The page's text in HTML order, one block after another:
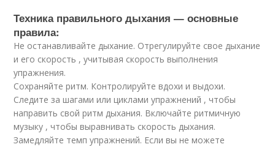
Техника правильного дыхания — основные
правила:
Не останавливайте дыхание. Отрегулируйте свое дыхание
и его скорость , учитывая скорость выполнения
упражнения.
Сохраняйте ритм. Контролируйте вдохи и выдохи.
Следите за шагами или циклами упражнений , чтобы
направить свой ритм дыхания. Включайте ритмичную
музыку , чтобы выравнивать скорость дыхания.
Замедляйте темп упражнений. Если вы не можете